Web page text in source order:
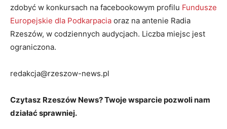
zdobyć w konkursach na facebookowym profilu Fundusze
Europejskie dla Podkarpacia oraz na antenie Radia
Rzeszów, w codziennych audycjach. Liczba miejsc jest
ograniczona.
redakcja@rzeszow-news.pl
Czytasz Rzeszów News? Twoje wsparcie pozwoli nam
działać sprawniej.